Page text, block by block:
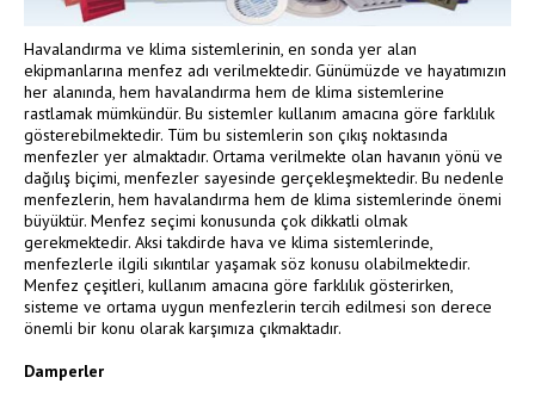
Havalandırma ve klima sistemlerinin, en sonda yer alan
ekipmanlarına menfez adı verilmektedir. Günümüzde ve hayatımızın
her alanında, hem havalandırma hem de klima sistemlerine
rastlamak mümkündür. Bu sistemler kullanım amacına göre farklılık
gösterebilmektedir. Tüm bu sistemlerin son çıkış noktasında
menfezler yer almaktadır. Ortama verilmekte olan havanın yönü ve
dağılış biçimi, menfezler sayesinde gerçekleşmektedir. Bu nedenle
menfezlerin, hem havalandırma hem de klima sistemlerinde önemi
büyüktür. Menfez seçimi konusunda çok dikkatli olmak
gerekmektedir. Aksi takdirde hava ve klima sistemlerinde,
menfezlerle ilgili sıkıntılar yaşamak söz konusu olabilmektedir.
Menfez çeşitleri, kullanım amacına göre farklılık gösterirken,
sisteme ve ortama uygun menfezlerin tercih edilmesi son derece
önemli bir konu olarak karşımıza çıkmaktadır.
Damperler